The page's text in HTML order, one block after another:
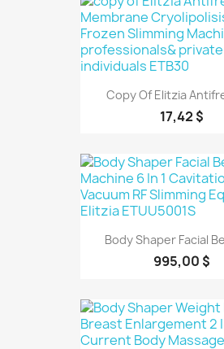
Copy Of Elitzia
17,42 $
Body Shaper Facial
995,00 $